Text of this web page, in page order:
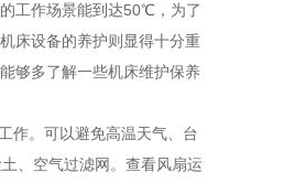
工作场景能到达50℃，为了
床设备的养护则显得十分重
够多了解一些机床维护保养
作。可以避免高温天气、台
、空气过滤网。查看风扇运